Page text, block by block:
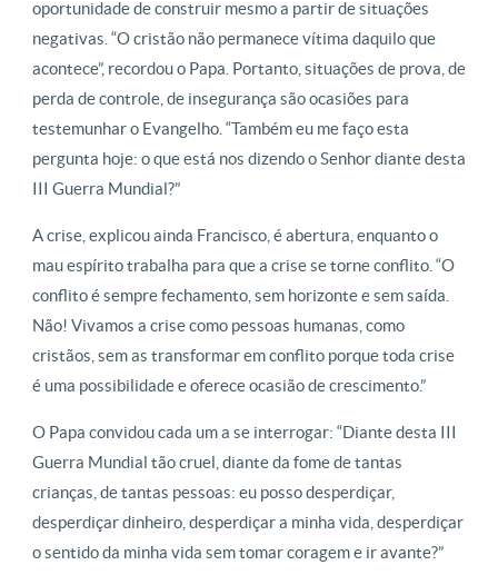
oportunidade de construir mesmo a partir de situações
negativas. “O cristão não permanece vítima daquilo que
acontece”, recordou o Papa. Portanto, situações de prova, de
perda de controle, de insegurança são ocasiões para
testemunhar o Evangelho. “Também eu me faço esta
pergunta hoje: o que está nos dizendo o Senhor diante desta
III Guerra Mundial?”
A crise, explicou ainda Francisco, é abertura, enquanto o
mau espírito trabalha para que a crise se torne conflito. “O
conflito é sempre fechamento, sem horizonte e sem saída.
Não! Vivamos a crise como pessoas humanas, como
cristãos, sem as transformar em conflito porque toda crise
é uma possibilidade e oferece ocasião de crescimento.”
O Papa convidou cada um a se interrogar: “Diante desta III
Guerra Mundial tão cruel, diante da fome de tantas
crianças, de tantas pessoas: eu posso desperdiçar,
desperdiçar dinheiro, desperdiçar a minha vida, desperdiçar
o sentido da minha vida sem tomar coragem e ir avante?”